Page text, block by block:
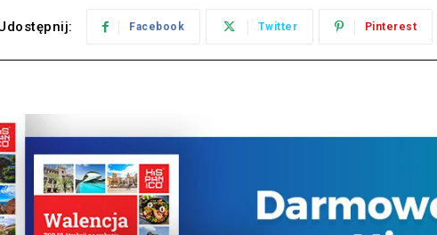
Facebook Twitter Pinterest